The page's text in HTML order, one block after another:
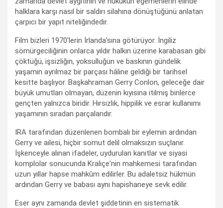
halklara karşı nasıl bir saldırı silahına dönüştüğünü anlatan
çarpıcı bir yapıt niteliğindedir.
Film bizleri 1970'lerin İrlanda'sına götürüyor. İngiliz
sömürgeciliğinin onlarca yıldır halkın üzerine karabasan gibi
çöktüğü, işsizliğin, yoksulluğun ve baskının gündelik
yaşamın ayrılmaz bir parçası hâline geldiği bir tarihsel
kesitte başlıyor. Başkahraman Gerry Conlon, geleceğe dair
büyük umutları olmayan, düzenin kıyısına itilmiş binlerce
gençten yalnızca biridir. Hırsızlık, hippilik ve esrar kullanımı
yaşamının sıradan parçalarıdır.
IRA tarafından düzenlenen bombalı bir eylemin ardından
Gerry ve ailesi, hiçbir somut delil olmaksızın suçlanır.
İşkenceyle alınan ifadeler, uydurulan kanıtlar ve siyasi
komplolar sonucunda Kraliçe'nin mahkemesi tarafından
uzun yıllar hapse mahkûm edilirler. Bu adaletsiz hükmün
ardından Gerry ve babası aynı hapishaneye sevk edilir.
Eser aynı zamanda devlet şiddetinin en sistematik